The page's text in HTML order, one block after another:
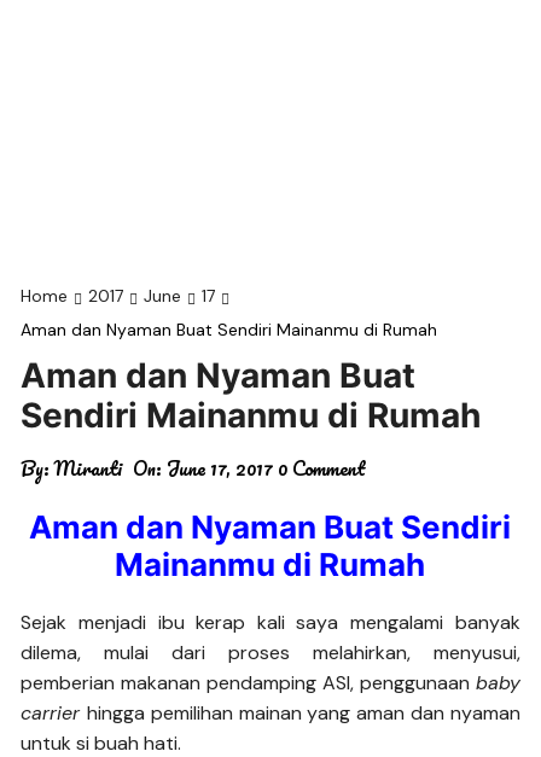
Home 2017 June
17
Aman dan Nyaman Buat Sendiri Mainanmu di Rumah
Aman dan Nyaman Buat
Sendiri Mainanmu di Rumah
By:Miranti On: June 17, 20170 Comment
Aman dan Nyaman Buat Sendiri
Mainanmu di Rumah
Sejak menjadi ibu kerap kali saya mengalami banyak
dilema, mulai dari proses melahirkan, menyusui,
pemberian makanan pendamping ASI, penggunaan baby
carrierhingga pemilihan mainan yang aman dan nyaman
untuk si buah hati.